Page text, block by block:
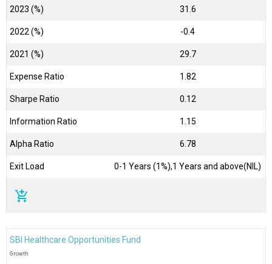
2023 (%) 31.6
2022 (%) -0.4
2021 (%) 29.7
Expense Ratio 1.82
Sharpe Ratio 0.12
Information Ratio 1.15
Alpha Ratio 6.78
Exit Load 0-1 Years (1%),1 Years and above(NIL)
add_shopping_cart
SBI Healthcare Opportunities Fund
Growth